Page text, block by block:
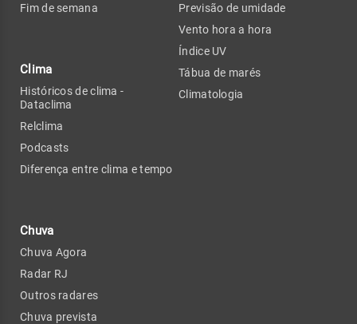
Fim de semana
Clima
Históricos de clima -
Dataclima
Relclima
Podcasts
Diferença entre clima e tempo
Chuva
Chuva Agora
Radar RJ
Outros radares
Chuva prevista
Previsão de umidade
Vento hora a hora
Índice UV
Tábua de marés
Climatologia